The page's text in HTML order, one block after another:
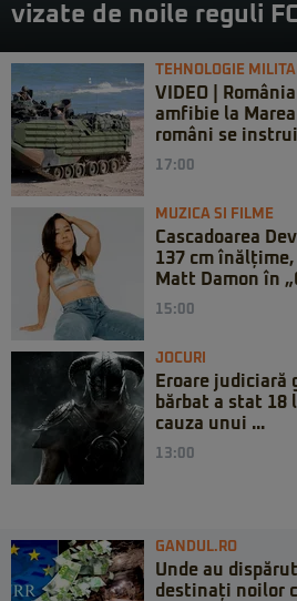
vizate de noile reguli
TEHNOLOGIE
VIDEO |
amfibie la
români se
17:00
MUZICA SI FILME
Cascadoarea
137 cm
Matt Damon în
15:00
JOCURI
Eroare judiciară
bărbat a stat 18
cauza unui ...
13:00
GANDUL.RO
Unde au
destinați noilor